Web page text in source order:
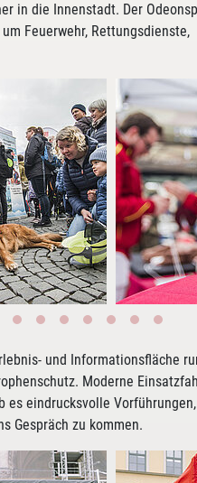
in die Innenstadt. Der
Feuerwehr, Rettungsdienste,
und Informationsfläche
Moderne
eindrucksvolle
Gespräch zu kommen.